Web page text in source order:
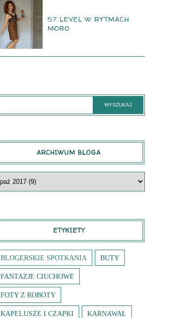
57 LEVEL W RYTMACH
MORO
ARCHIWUM BLOGA
ETYKIETY
BLOGERSKIE SPOTKANIA BUTY
FANTAZJE CIUCHOWE
FOTY Z ROBOTY
KAPELUSZE I CZAPKI KARNAWAŁ